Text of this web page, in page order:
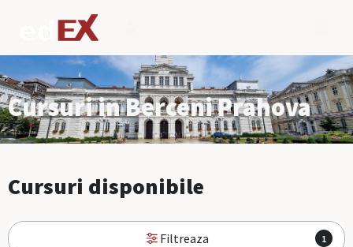
Cursuri in Berceni Prahova
Cursuri disponibile
Filtreaza 1